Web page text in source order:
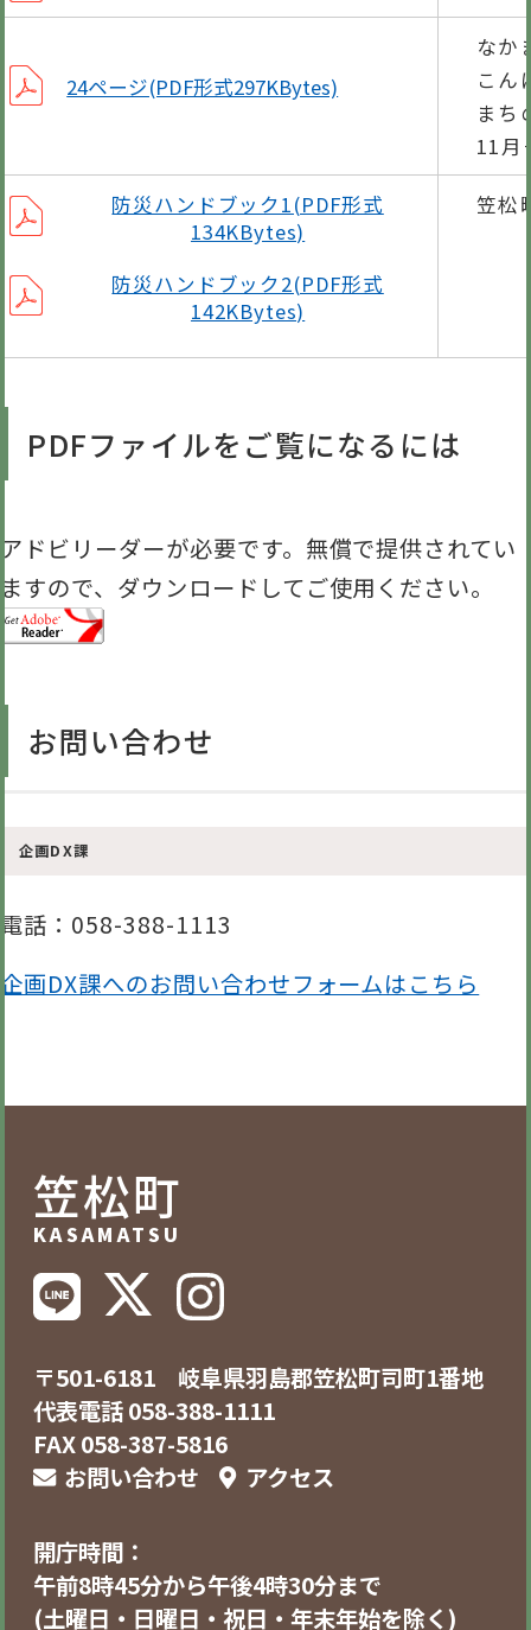
24ページ(PDF形式297KBytes)
なか
こん
まち
11月
防災ハンドブック1(PDF形式
134KBytes)
防災ハンドブック2(PDF形式
142KBytes)
笠松
PDFファイルをご覧になるには
アドビリーダーが必要です。無償で提供されてい
ますので、ダウンロードしてご使用ください。
お問い合わせ
企画DX課
電話 ：058-388-1113
企画DX課へのお問い合わせフォームはこちら
笠松町
KASAMATSU
〒501-6181 岐阜県羽島郡笠松町司町1番地
代表電話 058-388-1111
FAX 058-387-5816
お問い合わせ
アクセス
開庁時間：
午前8時45分から午後4時30分まで
(土曜日・日曜日・祝日・年末年始を除く)